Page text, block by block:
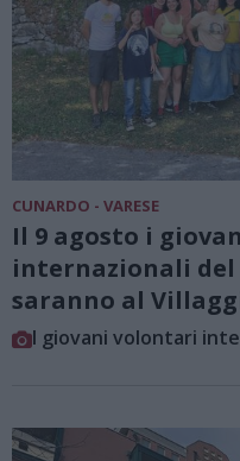
CUNARDO - VARESE
Il 9 agosto i
internazionali del
saranno al
I giovani volontari